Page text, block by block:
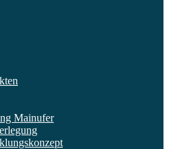
Mainufer